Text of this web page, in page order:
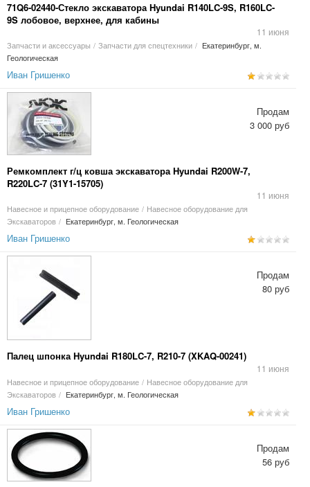
71Q6-02440-Стекло экскаватора Hyundai R140LC-9S, R160LC-
9S лобовое, верхнее, для кабины
11 июня
Запчасти и аксессуары / Запчасти для спецтехники / Екатеринбург, м.
Геологическая
Иван Гришенко
Ремкомплект г/ц ковша экскаватора Hyundai R200W-7,
R220LC-7 (31Y1-15705)
11 июня
Навесное и прицепное оборудование / Навесное оборудование для
Экскаваторов / Екатеринбург, м. Геологическая
Продам
3 000 руб
Иван Гришенко
Палец шпонка Hyundai R180LC-7, R210-7 (XKAQ-00241)
11 июня
Навесное и прицепное оборудование / Навесное оборудование для
Экскаваторов / Екатеринбург, м. Геологическая
Продам
80 руб
Иван Гришенко
Продам
56 руб